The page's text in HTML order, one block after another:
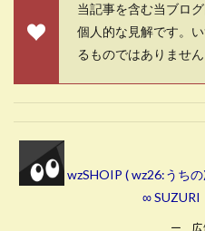
当記事を含む当ブロ
個人的な見解です。
るものではありません
wzSHOIP ( wz26:うち
∞ SUZURI
ー